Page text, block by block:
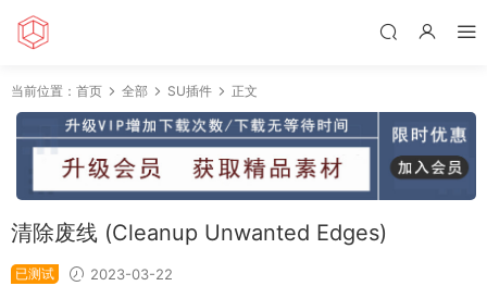
当前位置： 首页 全部 SU插件 正文
清除废线 (Cleanup Unwanted Edges)
已测试 2023-03-22